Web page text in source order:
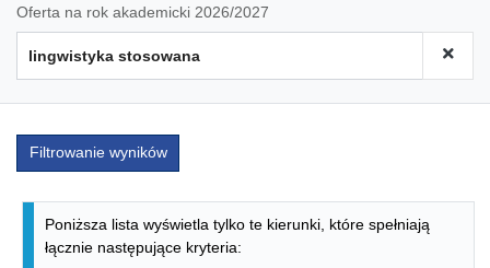
Oferta na rok akademicki 2026/2027
Filtrowanie wyników
Lista kierunków - indeks alfabetyczny
Poniższa lista wyświetla tylko te kierunki, które spełniają
łącznie następujące kryteria: